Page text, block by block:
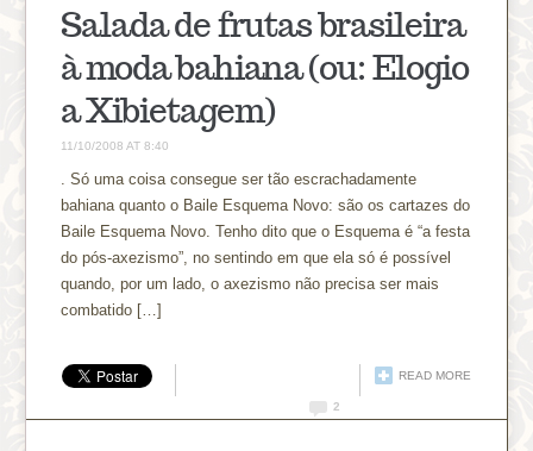
Salada de frutas brasileira
à moda bahiana (ou: Elogio
a Xibietagem)
11/10/2008 AT 8:40
. Só uma coisa consegue ser tão escrachadamente
bahiana quanto o Baile Esquema Novo: são os cartazes do
Baile Esquema Novo. Tenho dito que o Esquema é “a festa
do pós-axezismo”, no sentindo em que ela só é possível
quando, por um lado, o axezismo não precisa ser mais
combatido […]
READ MORE
2